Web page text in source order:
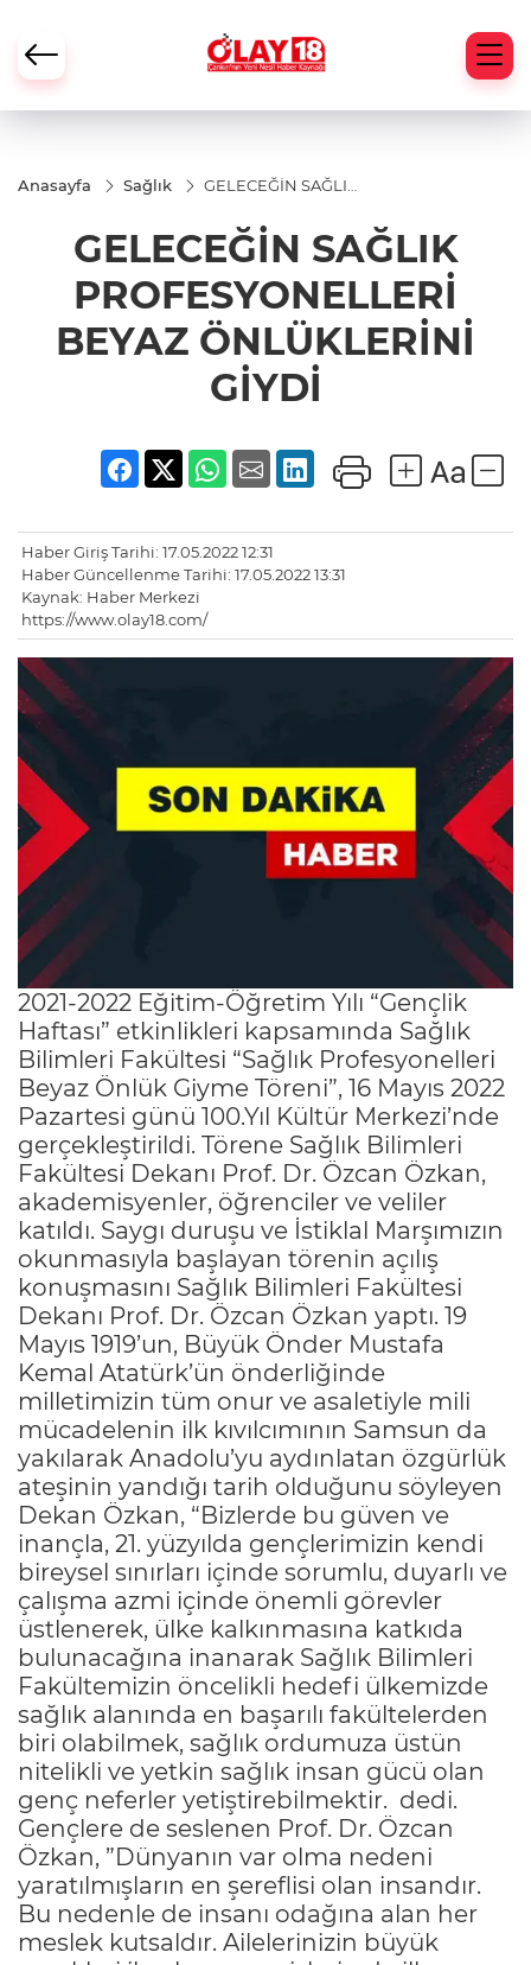
Anasayfa Sağlık
GELECEĞİN SAĞLIK
BEYAZ
ÖNLÜKLERİNİ
GİYDİ
GELECEĞİN SAĞLIK
PROFESYONELLERİ
BEYAZ ÖNLÜKLERİNİ
GİYDİ
Haber Giriş Tarihi: 17.05.2022 12:31
Haber Güncellenme Tarihi: 17.05.2022 13:31
Kaynak: Haber Merkezi
https://www.olay18.com/
2021-2022 Eğitim-Öğretim Yılı “Gençlik
Haftası” etkinlikleri kapsamında Sağlık
Bilimleri Fakültesi “Sağlık Profesyonelleri
Beyaz Önlük Giyme Töreni”, 16 Mayıs 2022
Pazartesi günü 100.Yıl Kültür Merkezi’nde
gerçekleştirildi. Törene Sağlık Bilimleri
Fakültesi Dekanı Prof. Dr. Özcan Özkan,
akademisyenler, öğrenciler ve veliler
katıldı. Saygı duruşu ve İstiklal Marşımızın
okunmasıyla başlayan törenin açılış
konuşmasını Sağlık Bilimleri Fakültesi
Dekanı Prof. Dr. Özcan Özkan yaptı. 19
Mayıs 1919’un, Büyük Önder Mustafa
Kemal Atatürk’ün önderliğinde
milletimizin tüm onur ve asaletiyle mili
mücadelenin ilk kıvılcımının Samsun da
yakılarak Anadolu’yu aydınlatan özgürlük
ateşinin yandığı tarih olduğunu söyleyen
Dekan Özkan, “Bizlerde bu güven ve
inançla, 21. yüzyılda gençlerimizin kendi
bireysel sınırları içinde sorumlu, duyarlı ve
çalışma azmi içinde önemli görevler
üstlenerek, ülke kalkınmasına katkıda
bulunacağına inanarak Sağlık Bilimleri
Fakültemizin öncelikli hedefi ülkemizde
sağlık alanında en başarılı fakültelerden
biri olabilmek, sağlık ordumuza üstün
nitelikli ve yetkin sağlık insan gücü olan
genç neferler yetiştirebilmektir. dedi.
Gençlere de seslenen Prof. Dr. Özcan
Özkan, ”Dünyanın var olma nedeni
yaratılmışların en şereflisi olan insandır.
Bu nedenle de insanı odağına alan her
meslek kutsaldır. Ailelerinizin büyük